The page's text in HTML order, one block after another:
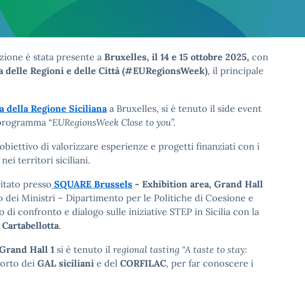
è stata presente a Bruxelles, il 14 e 15 ottobre 2025, con
delle Regioni e delle Città (#EURegionsWeek), il principale
della Regione Sicilianaa Bruxelles, si è tenuto il side event
“EURegionsWeek Close to you”.
di valorizzare esperienze e progetti finanziati con i
nei territori siciliani.
presso SQUARE Brussels - Exhibition area, Grand Hall
dei Ministri – Dipartimento per le Politiche di Coesione e
di confronto e dialogo sulle iniziative STEP in Sicilia con la
.
Hall 1 si è tenuto il regional tasting “A taste to stay:
dei GAL siciliani e del CORFILAC, per far conoscere i